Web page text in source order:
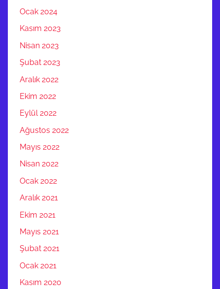
N
T
A
I
V
E
R
A
Ç
R
O
J
F
İ
R
A
S
Ocak 2024
Kasım 2023
Nisan 2023
Şubat 2023
Aralık 2022
Ekim 2022
Eylül 2022
Ağustos 2022
Mayıs 2022
Nisan 2022
Ocak 2022
Aralık 2021
Ekim 2021
Mayıs 2021
Şubat 2021
Ocak 2021
Kasım 2020